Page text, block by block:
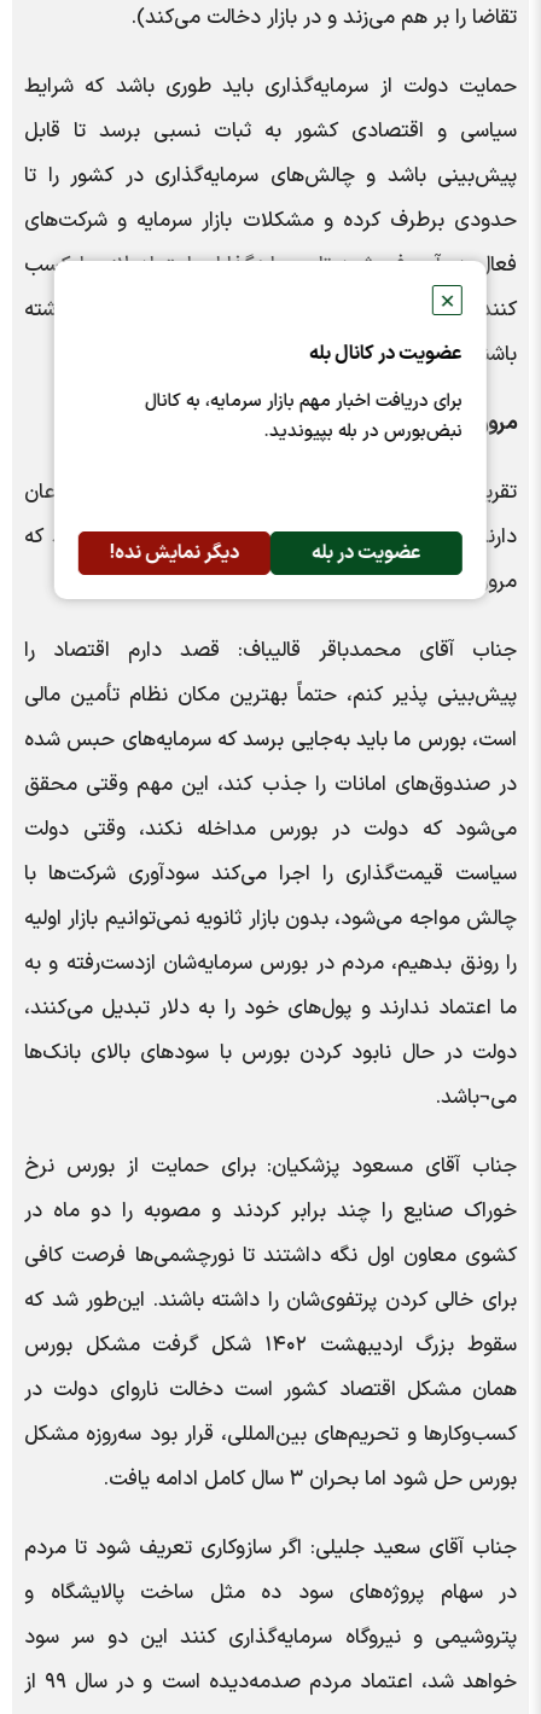
✕
عضویت در کانال بله
برای دریافت اخبار مهم بازار سرمایه، به کانال
نبض‌بورس در بله بپیوندید.
عضویت در بله دیگر نمایش نده!
تقاضا را بر هم می‌زند و در بازار دخالت می‌کند).
حمایت دولت از سرمایه‌گذاری باید طوری باشد که شرایط
سیاسی و اقتصادی کشور به ثبات نسبی برسد تا قابل
پیش‌بینی باشد و چالش‌های سرمایه‌گذاری در کشور را تا
حدودی برطرف کرده و مشکلات بازار سرمایه و شرکت‌های
فعال در آن رفع شود تا سرمایه‌گذاران اعتماد لازم را کسب
کنند و ارزیابی قابل‌اطمینانی از سرمایه‌گذاری خود داشته
باشند و ترغیب به سرمایه‌گذاری در بازار سرمایه شوند.
مروری بر شعارهای انتخاباتی
تقریباً تمام نامزدهای انتخاباتی به اهمیت بازار سرمایه اذعان
دارند و در این خصوص صحبت‌هایی را مطرح نموده‌اند که
مروری مختصر خواهیم داشت:
جناب آقای محمدباقر قالیباف: قصد دارم اقتصاد را
پیش‌بینی پذیر کنم، حتماً بهترین مکان نظام تأمین مالی
است، بورس ما باید به‌جایی برسد که سرمایه‌های حبس شده
در صندوق‌های امانات را جذب کند، این مهم وقتی محقق
می‌شود که دولت در بورس مداخله نکند، وقتی دولت
سیاست قیمت‌گذاری را اجرا می‌کند سودآوری شرکت‌ها با
چالش مواجه می‌شود، بدون بازار ثانویه نمی‌توانیم بازار اولیه
را رونق بدهیم، مردم در بورس سرمایه‌شان ازدست‌رفته و به
ما اعتماد ندارند و پول‌های خود را به دلار تبدیل می‌کنند،
دولت در حال نابود کردن بورس با سودهای بالای بانک‌ها
می¬باشد.
جناب آقای مسعود پزشکیان: برای حمایت از بورس نرخ
خوراک صنایع را چند برابر کردند و مصوبه را دو ماه در
کشوی معاون اول نگه داشتند تا نورچشمی‌ها فرصت کافی
برای خالی کردن پرتفوی‌شان را داشته باشند. این‌طور شد که
سقوط بزرگ اردیبهشت ۱۴۰۲ شکل گرفت مشکل بورس
همان مشکل اقتصاد کشور است دخالت ناروای دولت در
کسب‌وکارها و تحریم‌های بین‌المللی، قرار بود سه‌روزه مشکل
بورس حل شود اما بحران ۳ سال کامل ادامه یافت.
جناب آقای سعید جلیلی: اگر سازوکاری تعریف شود تا مردم
در سهام پروژه‌های سود ده مثل ساخت پالایشگاه و
پتروشیمی و نیروگاه سرمایه‌گذاری کنند این دو سر سود
خواهد شد، اعتماد مردم صدمه‌دیده است و در سال ۹۹ از